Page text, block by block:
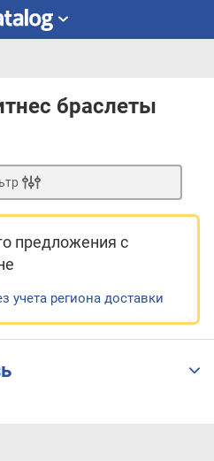
браслеты
предложения с
учета региона доставки